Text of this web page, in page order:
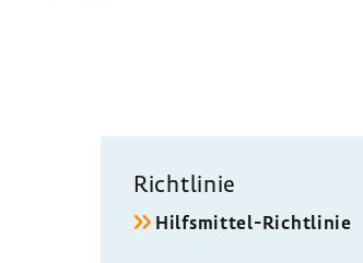
Richt­linie
Hilfsmittel-​Richtlinie